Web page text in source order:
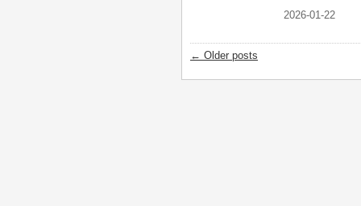
2026-01-22
← Older posts